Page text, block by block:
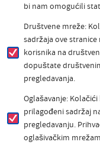
bi nam omogućili
Društvene mreže:
sadržaja ove
korisnika na
dopuštate
pregledavanja.
Oglašavanje:
prilagođeni sadržaj
pregledavanju.
oglašivačkim